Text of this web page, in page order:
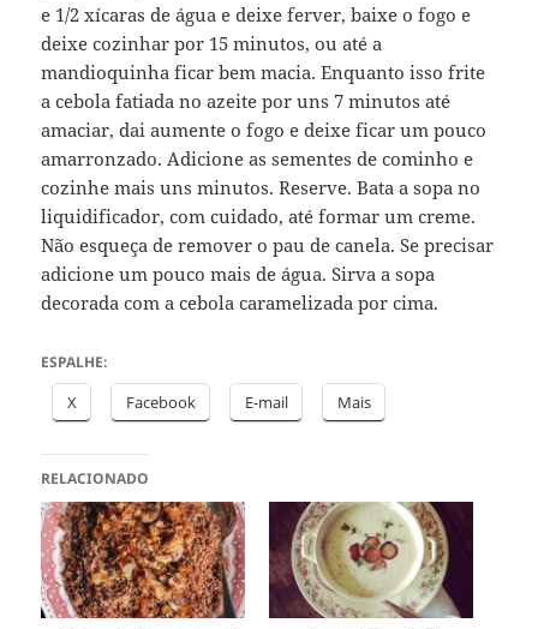
e 1/2 xícaras de água e deixe ferver, baixe o fogo e
deixe cozinhar por 15 minutos, ou até a
mandioquinha ficar bem macia. Enquanto isso frite
a cebola fatiada no azeite por uns 7 minutos até
amaciar, dai aumente o fogo e deixe ficar um pouco
amarronzado. Adicione as sementes de cominho e
cozinhe mais uns minutos. Reserve. Bata a sopa no
liquidificador, com cuidado, até formar um creme.
Não esqueça de remover o pau de canela. Se precisar
adicione um pouco mais de água. Sirva a sopa
decorada com a cebola caramelizada por cima.
ESPALHE:
X Facebook E-mail Mais
RELACIONADO